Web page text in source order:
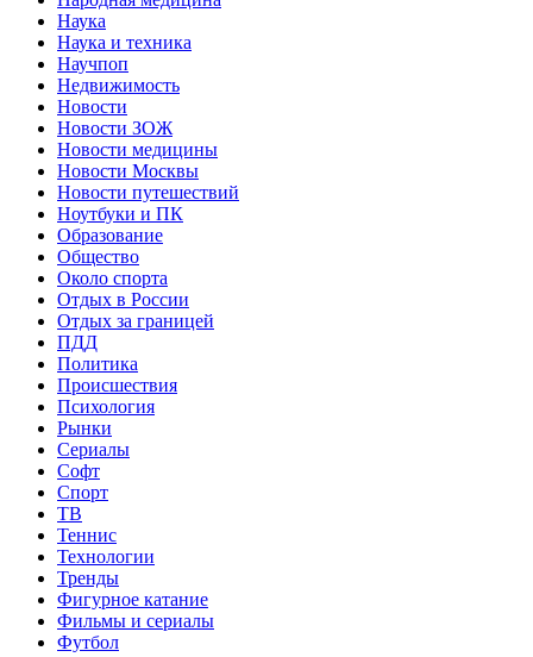
Наука
Наука и техника
Научпоп
Недвижимость
Новости
Новости ЗОЖ
Новости медицины
Новости Москвы
Новости путешествий
Ноутбуки и ПК
Образование
Общество
Около спорта
Отдых в России
Отдых за границей
ПДД
Политика
Происшествия
Психология
Рынки
Сериалы
Софт
Спорт
ТВ
Теннис
Технологии
Тренды
Фигурное катание
Фильмы и сериалы
Футбол